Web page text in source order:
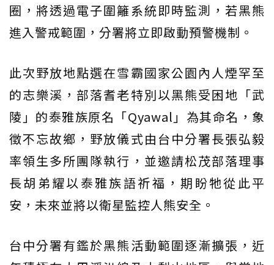
圈，將透過電子圍籬系統即時監測，若黑熊
進入警戒範圍，分署將立即啟動預警機制。
此次野放地點選在雪霸國家公園內人煙罕至
的志樂溪，部落耆老特別以黑熊受困地「武
陵」的泰雅族原名「Qyawal」為其命名，象
徵不忘故鄉，野放儀式由台中分署長張弘毅
率領生多所團隊執行，並邀請松茂部落理事
長胡弟耀以泰雅族語祈福，期盼牠從此平
安，未來並將以衛星監控人熊安全。
台中分署有鑑於黑熊活動範圍逐漸擴張，近